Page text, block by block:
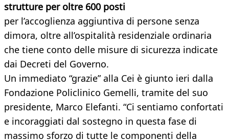
strutture per oltre 600 posti
per l’accoglienza aggiuntiva di persone senza
dimora, oltre all’ospitalità residenziale ordinaria
che tiene conto delle misure di sicurezza indicate
dai Decreti del Governo.
Un immediato “grazie” alla Cei è giunto ieri dalla
Fondazione Policlinico Gemelli, tramite del suo
presidente, Marco Elefanti. “Ci sentiamo confortati
e incoraggiati dal sostegno in questa fase di
massimo sforzo di tutte le componenti della